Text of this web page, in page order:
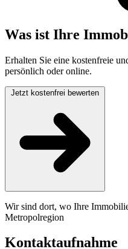
Was ist Ihre
Erhalten Sie eine kostenfreie
persönlich oder online.
Wir sind dort, wo Ihre
Metropolregion
Kontaktaufnahme